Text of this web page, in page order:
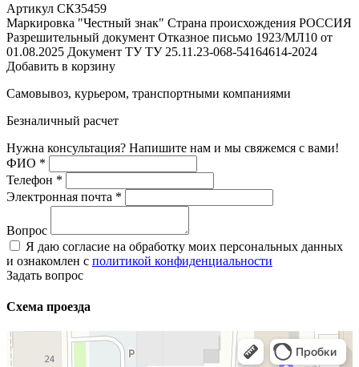
Артикул СКЗ5459
Маркировка "Честный знак" Страна происхождения РОССИЯ
Разрешительный документ Отказное письмо 1923/МЛ10 от
01.08.2025 Документ ТУ ТУ 25.11.23-068-54164614-2024
Добавить в корзину
Самовывоз, курьером, транспортными компаниями
Безналичный расчет
Нужна консультация? Напишите нам и мы свяжемся с вами!
ФИО *
Телефон *
Электронная почта *
Вопрос
Я даю согласие на обработку моих персональных данных
и ознакомлен с политикой конфиденциальности
Задать вопрос
Схема проезда